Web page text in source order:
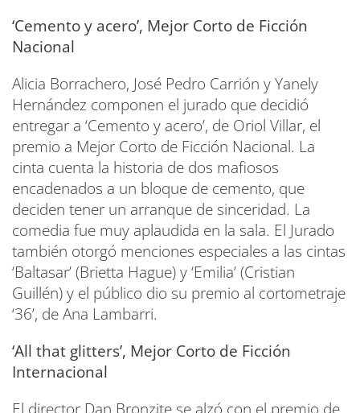
‘Cemento y acero’, Mejor Corto de Ficción
Nacional
Alicia Borrachero, José Pedro Carrión y Yanely
Hernández componen el jurado que decidió
entregar a ‘Cemento y acero’, de Oriol Villar, el
premio a Mejor Corto de Ficción Nacional. La
cinta cuenta la historia de dos mafiosos
encadenados a un bloque de cemento, que
deciden tener un arranque de sinceridad. La
comedia fue muy aplaudida en la sala. El Jurado
también otorgó menciones especiales a las cintas
‘Baltasar’ (Brietta Hague) y ‘Emilia’ (Cristian
Guillén) y el público dio su premio al cortometraje
‘36’, de Ana Lambarri.
‘All that glitters’, Mejor Corto de Ficción
Internacional